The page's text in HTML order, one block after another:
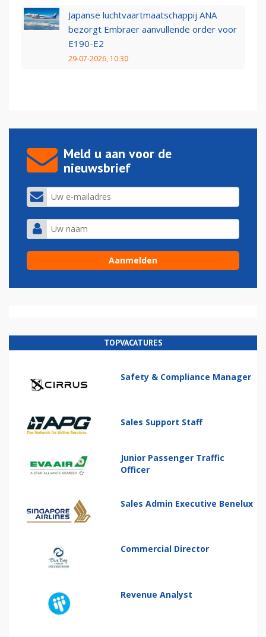
Japanse luchtvaartmaatschappij ANA
bezorgt Embraer aanvullende order voor
E190-E2
29-07-2026, 10:30
Meld u aan voor de
nieuwsbrief
TOPVACATURES
Safety & Compliance Manager
Sales Support Staff
Junior Passenger Traffic
Officer
Sales Admin Executive Benelux
Commercial Director
Revenue Analyst